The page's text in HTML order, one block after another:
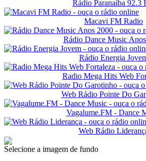
Rádio Paranaíba 92.3
Macavi FM Radio
Rádio Dance Music
Rádio Energia
Radio Mega Hits Web
Web Rádio Pointe Do
Vagalume.FM - Dance
Web Rádio
Selecione a imagem de fundo